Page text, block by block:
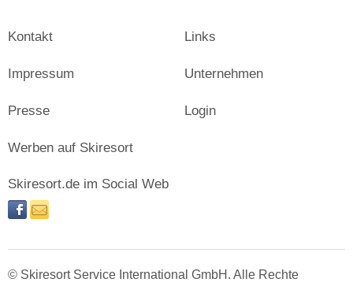
Kontakt
Impressum
Presse
Links
Unternehmen
Login
Werben auf Skiresort
Skiresort.de im Social Web
facebooknewsletter
© Skiresort Service International GmbH. Alle Rechte